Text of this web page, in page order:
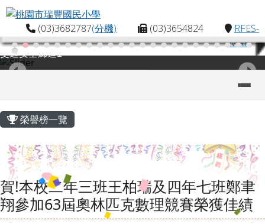
跳至主內容區
桃園市瑞豐國民小學
(03)3682787(分機) (03)3654824
RFES-
MAP
交通安全廊道1
主內容區域
榮譽榜一覽
賀!本校二年三班王柏瑞及四年七班鄭聿
翔參加63屆奧林匹克數理競賽榮獲佳績
頁尾區域